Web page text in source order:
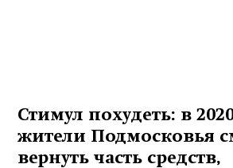
Стимул похудеть: в
жители Подмосковья
вернуть часть средств,